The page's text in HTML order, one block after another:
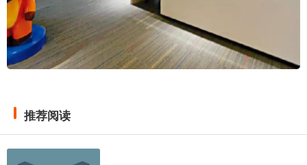
推荐阅读